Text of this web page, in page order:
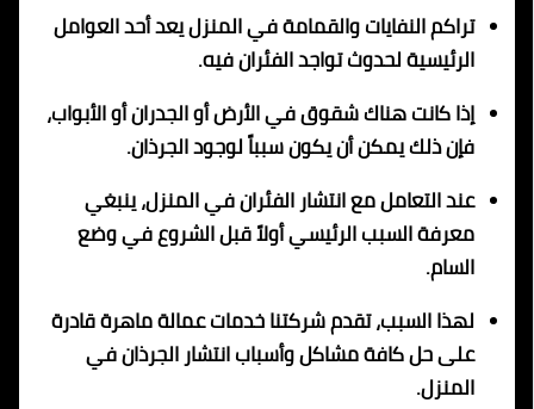
تراكم النفايات والقمامة في المنزل يعد أحد العوامل
الرئيسية لحدوث تواجد الفئران فيه.
إذا كانت هناك شقوق في الأرض أو الجدران أو الأبواب،
فإن ذلك يمكن أن يكون سبباً لوجود الجرذان.
عند التعامل مع انتشار الفئران في المنزل، ينبغي
معرفة السبب الرئيسي أولاً قبل الشروع في وضع
السام.
لهذا السبب، تقدم شركتنا خدمات عمالة ماهرة قادرة
على حل كافة مشاكل وأسباب انتشار الجرذان في
المنزل.